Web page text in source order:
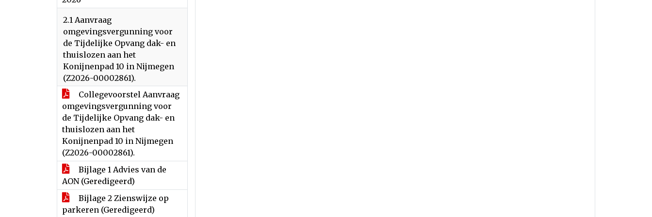
2.1 Aanvraag
omgevingsvergunning voor
de Tijdelijke Opvang dak- en
thuislozen aan het
Konijnenpad 10 in Nijmegen
(Z2026-00002861).
Collegevoorstel Aanvraag
omgevingsvergunning voor
de Tijdelijke Opvang dak- en
thuislozen aan het
Konijnenpad 10 in Nijmegen
(Z2026-00002861).
Bijlage 1 Advies van de
AON (Geredigeerd)
Bijlage 2 Zienswijze op
parkeren (Geredigeerd)